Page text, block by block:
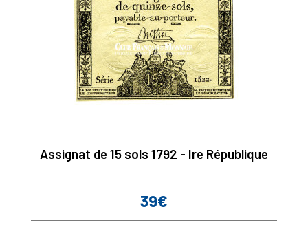
Assignat de 15 sols 1792 - Ire République
Prix
39€